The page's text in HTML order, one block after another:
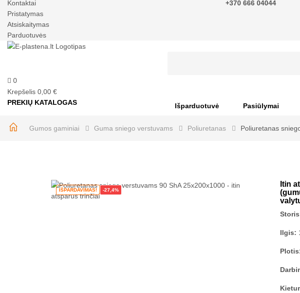
Kontaktai
Pristatymas
Atsiskaitymas
Parduotuvės
+370 666 04044
0
Krepšelis 0,00 €
PREKIŲ KATALOGAS
Išparduotuvė Pasiūlymai
Gumos gaminiai Guma sniego verstuvams Poliuretanas Poliuretanas
IŠPARDAVIMAS! -27,4%
Itin
Ilgis: